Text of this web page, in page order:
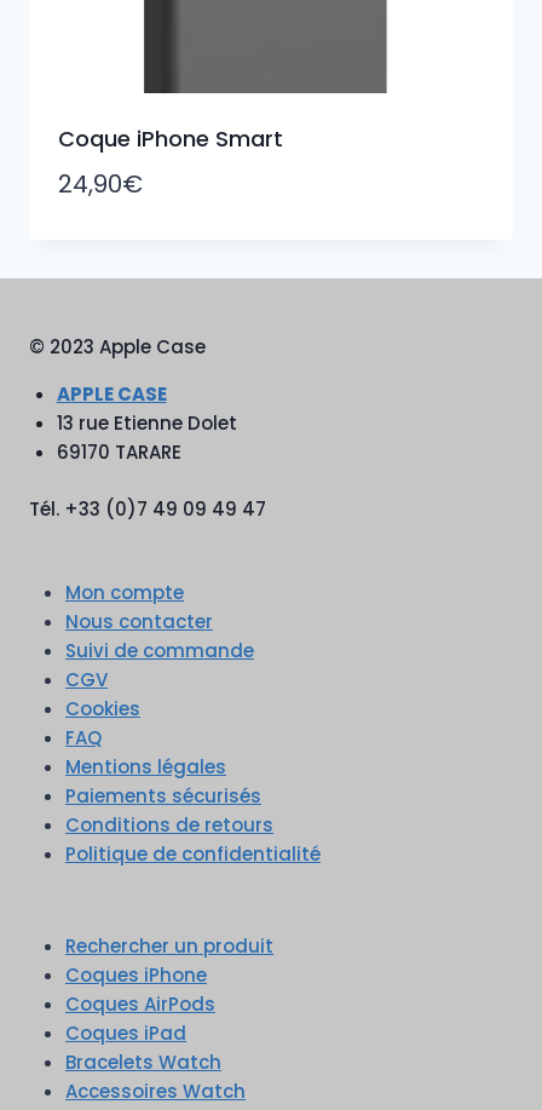
Coque iPhone Smart
24,90€
© 2023 Apple Case
APPLE CASE
13 rue Etienne Dolet
69170 TARARE
Tél. +33 (0)7 49 09 49 47
Mon compte
Nous contacter
Suivi de commande
CGV
Cookies
FAQ
Mentions légales
Paiements sécurisés
Conditions de retours
Politique de confidentialité
Rechercher un produit
Coques iPhone
Coques AirPods
Coques iPad
Bracelets Watch
Accessoires Watch